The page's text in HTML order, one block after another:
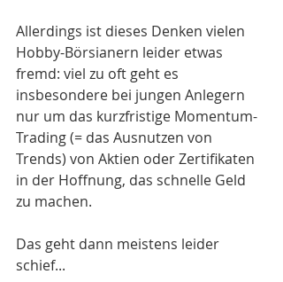
Allerdings ist dieses Denken vielen
Hobby-Börsianern leider etwas
fremd: viel zu oft geht es
insbesondere bei jungen Anlegern
nur um das kurzfristige Momentum-
Trading (= das Ausnutzen von
Trends) von Aktien oder Zertifikaten
in der Hoffnung, das schnelle Geld
zu machen.
Das geht dann meistens leider
schief...